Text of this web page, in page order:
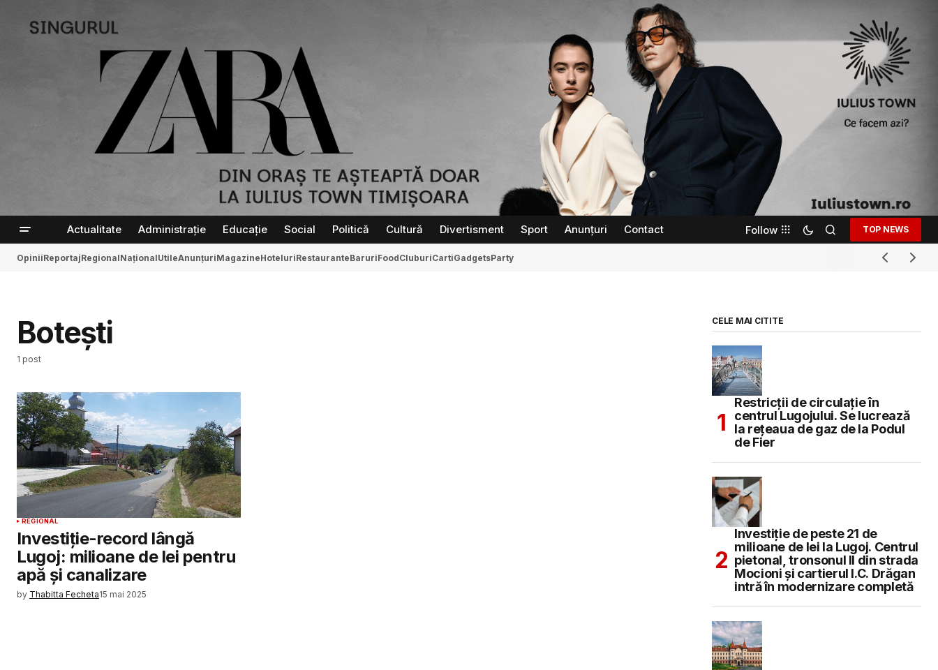
Actualitate Administrație Educație Social Politică Cultură Divertisment Sport Anunțuri Contact Follow TOP NEWS
OpiniiReportajRegionalNaționalUtileAnunțuriMagazineHoteluriRestauranteBaruriFoodCluburiCartiGadgetsParty
Botești
1 post
REGIONAL
Investiție-record lângă
Lugoj: milioane de lei pentru
apă și canalizare
by Thabitta Fecheta15 mai 2025
CELE MAI CITITE
Restricții de circulație în
centrul Lugojului. Se lucrează
la rețeaua de gaz de la Podul
de Fier
Investiție de peste 21 de
milioane de lei la Lugoj. Centrul
pietonal, tronsonul II din strada
Mocioni și cartierul I.C. Drăgan
intră în modernizare completă